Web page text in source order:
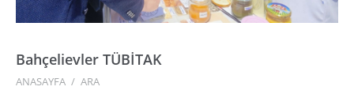
Bahçelievler TÜBİTAK
ANASAYFA / ARA